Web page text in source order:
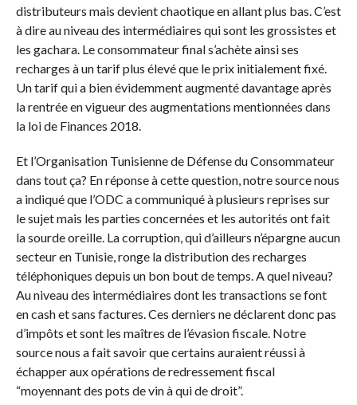
distributeurs mais devient chaotique en allant plus bas. C’est
à dire au niveau des intermédiaires qui sont les grossistes et
les gachara. Le consommateur final s’achète ainsi ses
recharges à un tarif plus élevé que le prix initialement fixé.
Un tarif qui a bien évidemment augmenté davantage après
la rentrée en vigueur des augmentations mentionnées dans
la loi de Finances 2018.
Et l’Organisation Tunisienne de Défense du Consommateur
dans tout ça? En réponse à cette question, notre source nous
a indiqué que l’ODC a communiqué à plusieurs reprises sur
le sujet mais les parties concernées et les autorités ont fait
la sourde oreille. La corruption, qui d’ailleurs n’épargne aucun
secteur en Tunisie, ronge la distribution des recharges
téléphoniques depuis un bon bout de temps. A quel niveau?
Au niveau des intermédiaires dont les transactions se font
en cash et sans factures. Ces derniers ne déclarent donc pas
d’impôts et sont les maîtres de l’évasion fiscale. Notre
source nous a fait savoir que certains auraient réussi à
échapper aux opérations de redressement fiscal
“moyennant des pots de vin à qui de droit”.